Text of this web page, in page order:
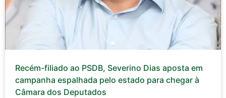
Recém-filiado ao PSDB, Severino Dias aposta em
campanha espalhada pelo estado para chegar à
Câmara dos Deputados